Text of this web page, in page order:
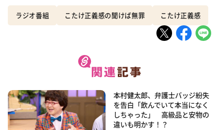
ラジオ番組 こたけ正義感の聞けば無罪 こたけ正義感
本村健太郎、弁護士バッジ紛失
を告白「飲んでいて本当になく
しちゃった」 高級品と安物の
違いも明かす！？